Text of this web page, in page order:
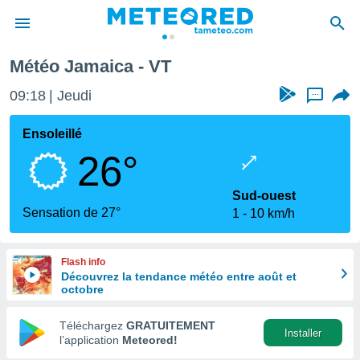
de
en
Météo Jamaica - VT
09:18 Jeudi ...
Ensoleillé
26°
Sensation de 27°
Sud-ouest
1
10 km/h
Flash info
Découvrez la tendance météo entre août et
octobre
Téléchargez GRATUITEMENT
l’application Meteored!
Installer